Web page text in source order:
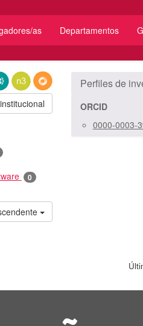
as Departamentos
XML
JSON-LDN3/TurtleRDF/JSON
0
Perfiles de
ORCID
0000-0003-